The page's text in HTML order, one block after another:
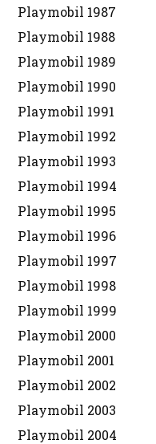
Playmobil 1987
Playmobil 1988
Playmobil 1989
Playmobil 1990
Playmobil 1991
Playmobil 1992
Playmobil 1993
Playmobil 1994
Playmobil 1995
Playmobil 1996
Playmobil 1997
Playmobil 1998
Playmobil 1999
Playmobil 2000
Playmobil 2001
Playmobil 2002
Playmobil 2003
Playmobil 2004